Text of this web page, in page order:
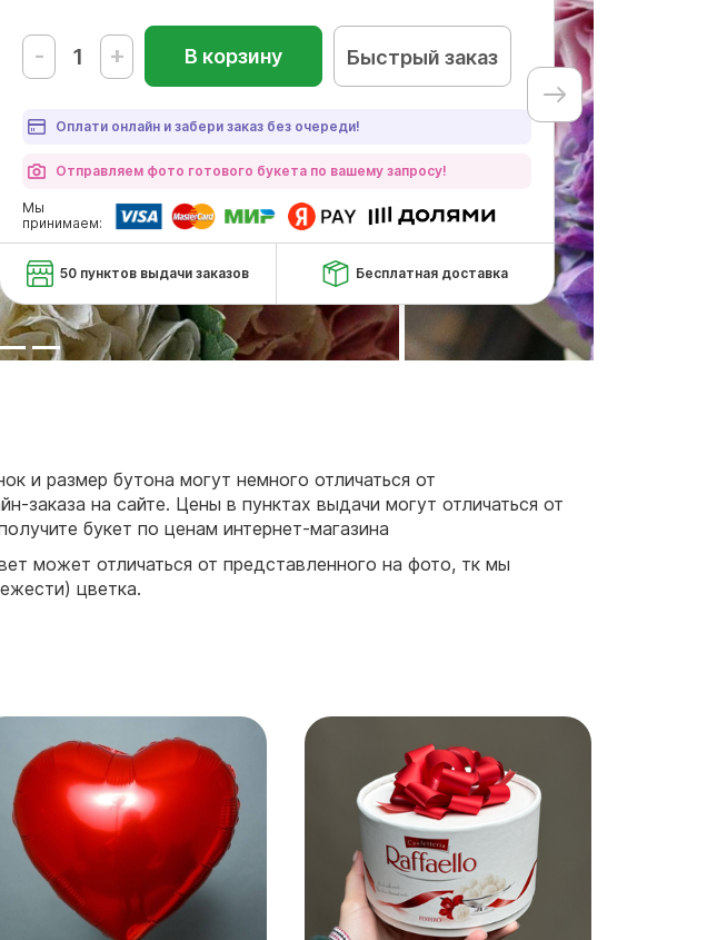
- + В корзину Быстрый заказ
Оплати онлайн и забери заказ без очереди!
Отправляем фото готового букета по вашему запросу!
Мы
принимаем:
50 пунктов выдачи заказов Бесплатная доставка
и размер бутона могут немного отличаться от
заказа на сайте. Цены в пунктах выдачи могут отличаться от
букет по ценам интернет-магазина
может отличаться от представленного на фото, тк мы
цветка.